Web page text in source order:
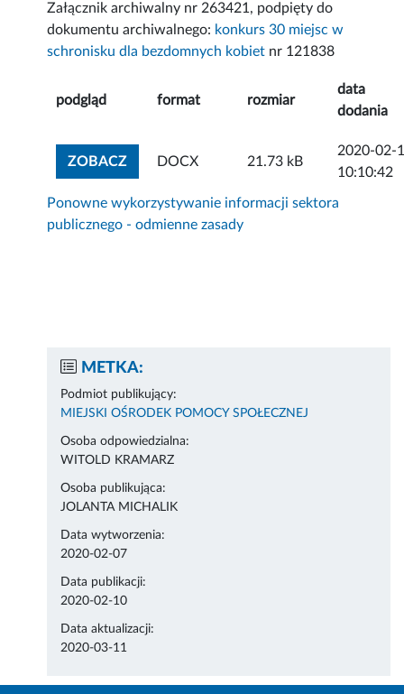
Załącznik archiwalny nr 263421, podpięty do
dokumentu archiwalnego: konkurs 30 miejsc w
schronisku dla bezdomnych kobiet nr 121838
podgląd format rozmiar
data
dodania
ZOBACZZOBACZ ZAŁĄCZNIK
DOCX 21.73 kB
2020-02-
10:10:42
Ponowne wykorzystywanie informacji sektora
publicznego - odmienne zasady
METKA:
Podmiot publikujący:
MIEJSKI OŚRODEK POMOCY SPOŁECZNEJ
Osoba odpowiedzialna:
WITOLD KRAMARZ
Osoba publikująca:
JOLANTA MICHALIK
Data wytworzenia:
2020-02-07
Data publikacji:
2020-02-10
Data aktualizacji:
2020-03-11